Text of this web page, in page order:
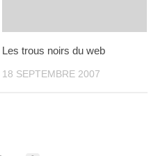
Les trous noirs du web
18 SEPTEMBRE 2007